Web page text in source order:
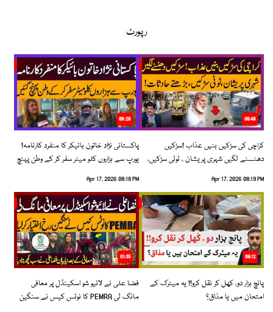
رپورٹ
08:48
کراچی کی سڑکیں بنیں عذاب !سڑکیں
دھنسنے لگیں شہری پریشان ، ٹوٹی سڑکیں،
Apr 17, 2026 08:19 PM
06:28
پاکستانی نژاد خاتون بائیکر کا منفرد کارنامہ!
یورپ سے ہزاروں کلو میٹر سفر کر کے وطن پہنچ
Apr 17, 2026 08:18 PM
09:12
پانچ ہزار دو، کھل کر نقل کرو!! یہ میٹرک کے
امتحان میں یا مذاق؟
01:35
فضا علی نے لائیو شو اسکینڈل پر معافی
مانگ لی PEMRA کا نوٹس کیس نے سنگین